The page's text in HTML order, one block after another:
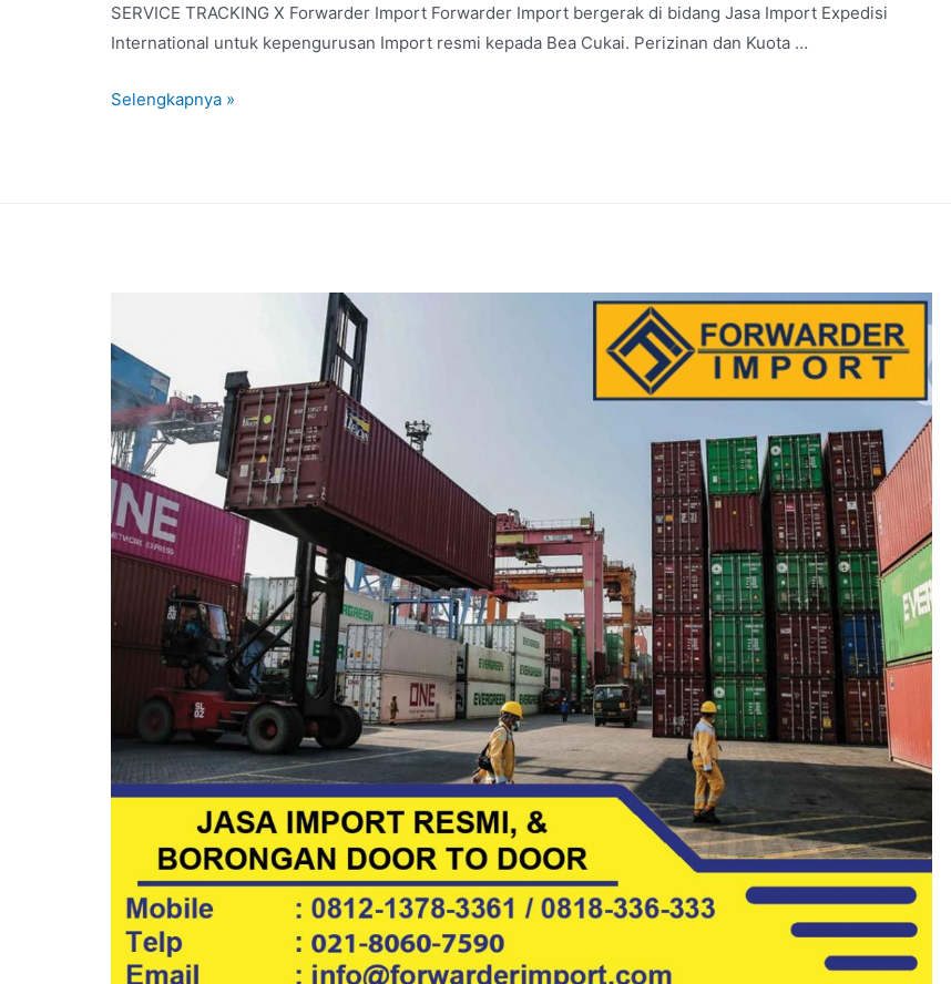
SERVICE TRACKING X Forwarder Import Forwarder Import bergerak di bidang Jasa Import Expedisi
International untuk kepengurusan Import resmi kepada Bea Cukai. Perizinan dan Kuota …
Selengkapnya »